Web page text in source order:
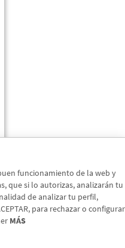
funcionamiento de la web y
que si lo autorizas, analizarán tu
de analizar tu perfil,
para rechazar o configurar
MÁS